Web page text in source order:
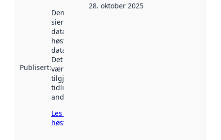
Publisert:
Denne datoen
sier når
datasettet ble
høstet av
data.norge.no.
Det kan ha
vært
tilgjengelig
tidligere
andre steder.
Les mer om
høsting her
28. oktober 2025